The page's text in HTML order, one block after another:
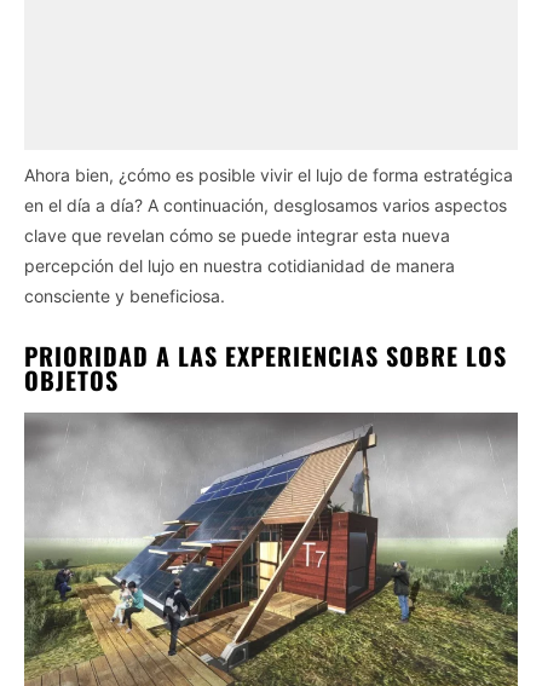
Ahora bien, ¿cómo es posible vivir el lujo de forma estratégica
en el día a día? A continuación, desglosamos varios aspectos
clave que revelan cómo se puede integrar esta nueva
percepción del lujo en nuestra cotidianidad de manera
consciente y beneficiosa.
PRIORIDAD A LAS EXPERIENCIAS SOBRE LOS
OBJETOS